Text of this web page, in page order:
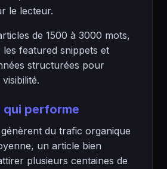
le lecteur.
de 1500 à 3000 mots,
featured snippets et
structurées pour
qui performe
du trafic organique
un article bien
plusieurs centaines de